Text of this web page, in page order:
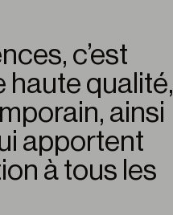
c’est
haute qualité,
ainsi
apportent
à tous les